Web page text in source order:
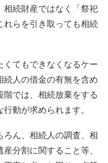
続財産ではなく「祭祀
らを引き取っても相続
てもできなくなるケー
人の借金の有無を含め
では、相続放棄をする
動が求められます。
ん、相続人の調査、相
分割に関すること等、